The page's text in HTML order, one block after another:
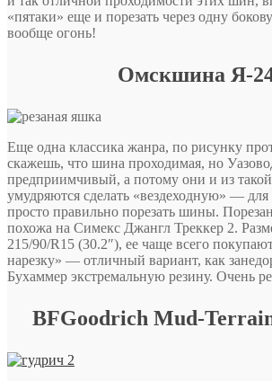
«пятаки» еще и порезать через одну
вообще огонь!
Омскшина Я-
Еще одна классика жанра, по рисунку
скажешь, что шина проходимая, но
предприимчивый, а потому они и из
умудряются сделать «вездеходную» — для
просто правильно порезать шины.
похожа на Симекс Джангл Треккер 2.
215/90/R15 (30.2″), ее чаще всего
нарезку» — отличный вариант, как
Бухаммер экстремальную резину. Очень
BFGoodrich Mud-